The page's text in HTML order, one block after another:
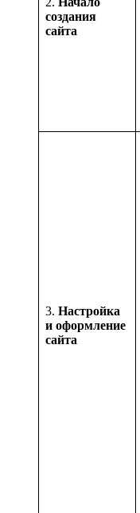
создания
сайта
3. Настройка
и оформление
сайта